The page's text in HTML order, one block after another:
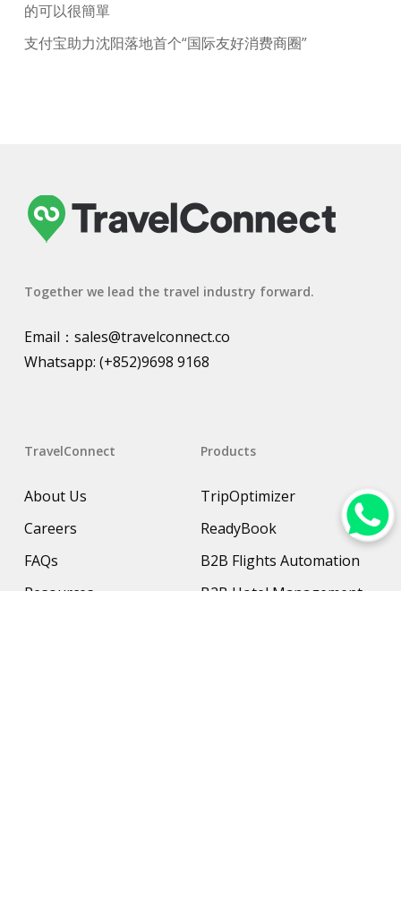
的可以很簡單
支付宝助力沈阳落地首个“国际友好消费商圈”
Together we lead the travel industry forward.
Email： sales@travelconnect.co
Whatsapp: (+852)9698 9168
TravelConnect
About Us
Careers
FAQs
Resources
Products
TripOptimizer
ReadyBook
B2B Flights Automation
B2B Hotel Management